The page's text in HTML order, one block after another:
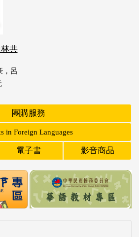
共
，呂
王
團購服務
in Foreign Languages
電子書 影音商品